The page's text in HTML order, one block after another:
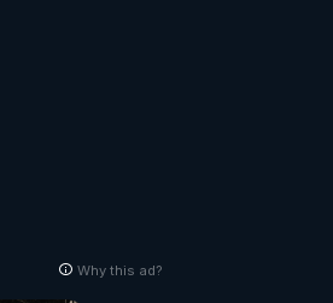
Why this ad?